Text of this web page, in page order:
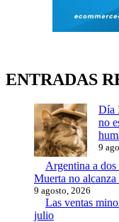
ENTRADAS
Día
no
9
Argentina a
Muerta no
9 agosto, 2026
Las ventas
julio